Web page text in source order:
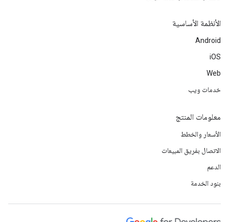
الأنظمة الأساسية
Android
iOS
Web
خدمات ويب
معلومات المنتج
الأسعار والخطط
الاتصال بفريق المبيعات
الدعم
بنود الخدمة